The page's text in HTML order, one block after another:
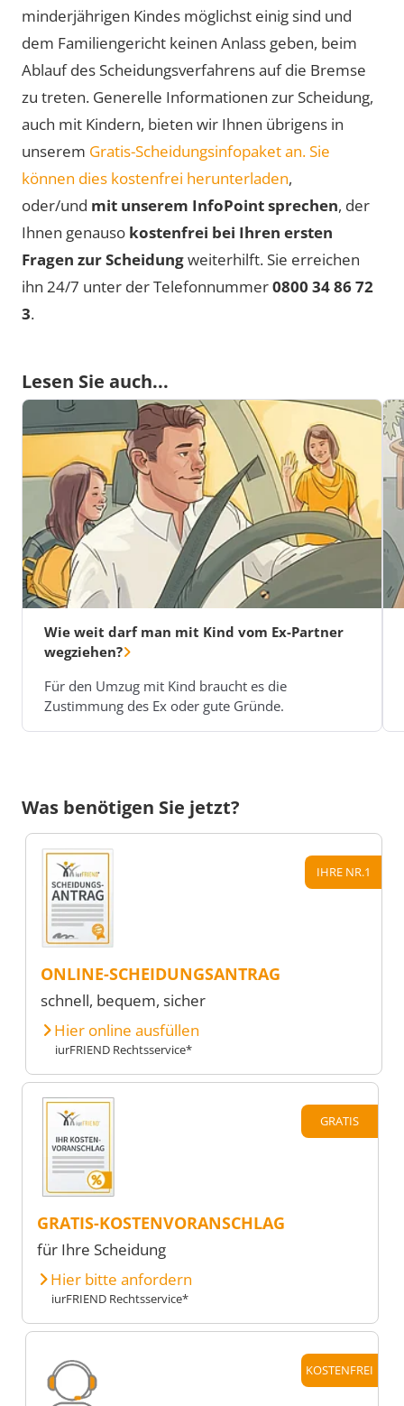
minderjährigen Kindes möglichst einig sind und
dem Familiengericht keinen Anlass geben, beim
Ablauf des Scheidungsverfahrens auf die Bremse
zu treten. Generelle Informationen zur Scheidung,
auch mit Kindern, bieten wir Ihnen übrigens in
unserem Gratis-Scheidungsinfopaket an. Sie
können dies kostenfrei herunterladen,
oder/und mit unserem InfoPoint sprechen, der
Ihnen genauso kostenfrei bei Ihren ersten
Fragen zur Scheidungweiterhilft. Sie erreichen
ihn 24/7 unter der Telefonnummer0800 34 86 72
3.
Lesen Sie auch...
Wie weit darf man mit Kind vom Ex-Partner
wegziehen?
Für den Umzug mit Kind braucht es die
Zustimmung des Ex oder gute Gründe.
Was benötigen Sie jetzt?
IHRE NR.1
ONLINE-SCHEIDUNGSANTRAG
schnell, bequem, sicher
Hier online ausfüllen
iurFRIEND Rechtsservice*
GRATIS
GRATIS-KOSTENVORANSCHLAG
für Ihre Scheidung
Hier bitte anfordern
iurFRIEND Rechtsservice*
KOSTENFREI